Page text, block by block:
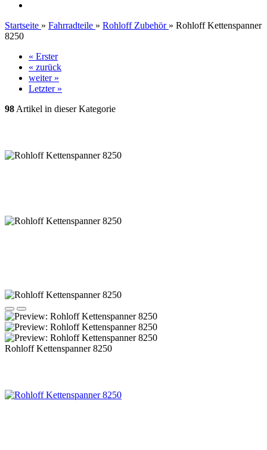
Startseite » Fahrradteile » Rohloff Zubehör » Rohloff Kettenspanner
8250
« Erster
« zurück
weiter »
Letzter »
98 Artikel in dieser Kategorie
Rohloff Kettenspanner 8250